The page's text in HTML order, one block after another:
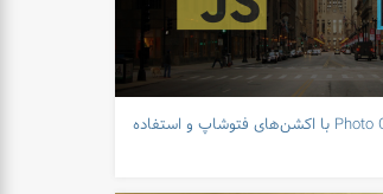
ساخت افکت Photo Collage با اکشن‌های فتوشاپ و استفاده